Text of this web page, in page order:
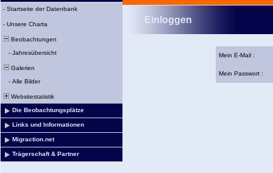
- Startseite der Datenbank
- Unsere Charta
Beobachtungen
- Jahresübersicht
Galerien
- Alle Bilder
Websitestatistik
Die Beobachtungsplätze
Links und Informationen
Migraction.net
Trägerschaft & Partner
Einloggen
Mein E-Mail :
Mein Passwort :